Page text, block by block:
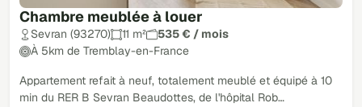
Chambre meublée à louer
Sevran (93270) 11 m²
535 € / mois
À 5km de Tremblay-en-France
Appartement refait à neuf, totalement meublé et équipé à 10
min du RER B Sevran Beaudottes, de l'hôpital Rob…